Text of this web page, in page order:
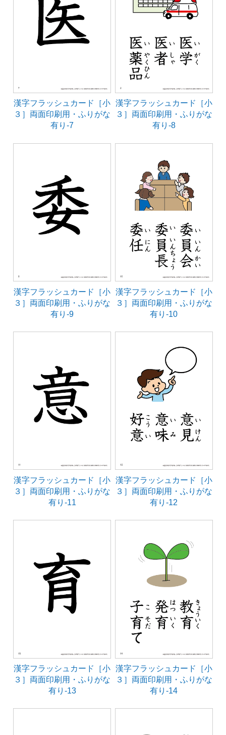
漢字フラッシュカード［小
３］両面印刷用・ふりがな
有り-7
漢字フラッシュカード［小
３］両面印刷用・ふりがな
有り-8
漢字フラッシュカード［小
３］両面印刷用・ふりがな
有り-9
漢字フラッシュカード［小
３］両面印刷用・ふりがな
有り-10
漢字フラッシュカード［小
３］両面印刷用・ふりがな
有り-11
漢字フラッシュカード［小
３］両面印刷用・ふりがな
有り-12
漢字フラッシュカード［小
３］両面印刷用・ふりがな
有り-13
漢字フラッシュカード［小
３］両面印刷用・ふりがな
有り-14